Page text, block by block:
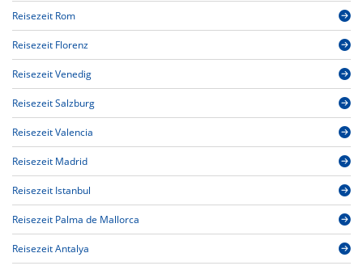
Reisezeit Rom
Reisezeit Florenz
Reisezeit Venedig
Reisezeit Salzburg
Reisezeit Valencia
Reisezeit Madrid
Reisezeit Istanbul
Reisezeit Palma de Mallorca
Reisezeit Antalya